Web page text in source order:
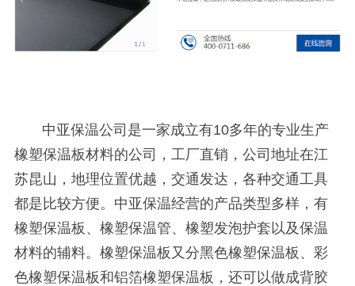
中亚保温公司是一家成立有10多年的专业生产
橡塑保温板材料的公司，工厂直销，公司地址在江
苏昆山，地理位置优越，交通发达，各种交通工具
都是比较方便。中亚保温经营的产品类型多样，有
橡塑保温板、橡塑保温管、橡塑发泡护套以及保温
材料的辅料。橡塑保温板又分黑色橡塑保温板、彩
色橡塑保温板和铝箔橡塑保温板，还可以做成背胶